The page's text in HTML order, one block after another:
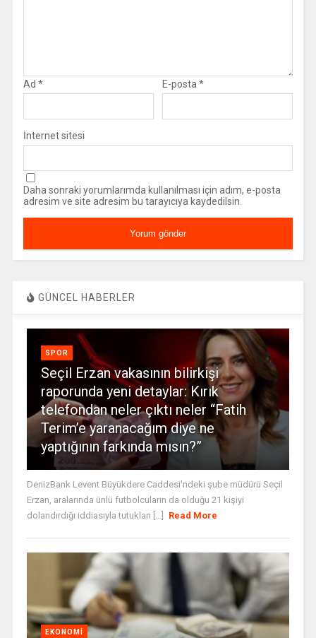
Ad * E-posta*
İnternet sitesi
Daha sonraki yorumlarımda kullanılması için adım, e-posta
adresim ve site adresim bu tarayıcıya kaydedilsin.
GÜNCEL HABERLER
SPOR
Seçil Erzan vakasının bilirkişi
raporunda yeni detaylar: Kırık
telefondan neler çıktı neler “Fatih
Terim’e yaranacağım diye ne
yaptığının farkında mısın?”
DenizBank Levent Büyükdere Caddesi'ndeki şube müdürü Seçil
Erzan, aralarında ünlü futbolcuların da olduğu 21 kişiyi
dolandırdığı iddiasıyla tutuklan [...]
Read More
EKONOMI